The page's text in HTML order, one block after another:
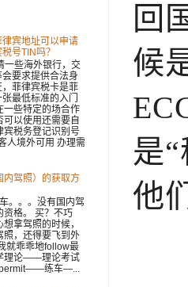
回
候
是
他
律宾地址可以申请
号TIN吗？
一些海外银行，交
会要求提供合法身
，菲律宾税卡是菲
最低标准的入门
一些特定的场合作
可以使用还需要自
宾税务登记识别号
人境外可用 办理需
内驾照）的获取方
。。。没有国内驾
资格。 买？不巧
拿驾照的时候，
照，还得要飞到外
就乖乖地follow最
理论——理论考试
练车—...